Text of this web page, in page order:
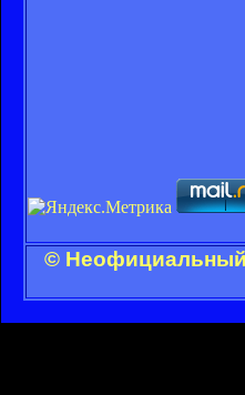
© Неофициальный